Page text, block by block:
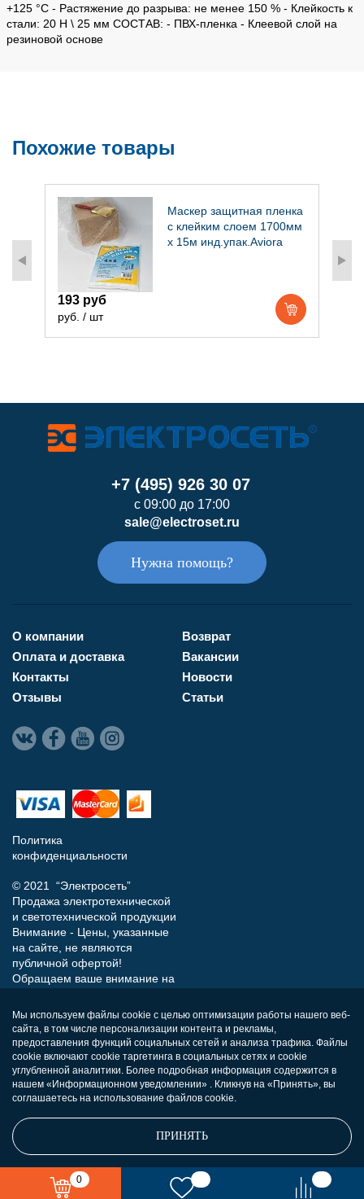
+125 °С - Растяжение до разрыва: не менее 150 % - Клейкость к
стали: 20 Н \ 25 мм СОСТАВ: - ПВХ-пленка - Клеевой слой на
резиновой основе
Похожие товары
Маскер защитная пленка
с клейким слоем 1700мм
х 15м инд.упак.Aviora
193 руб
руб. / шт
+7 (495) 926 30 07
с 09:00 до 17:00
sale@electroset.ru
Нужна помощь?
О компании
Оплата и доставка
Контакты
Отзывы
Возврат
Вакансии
Новости
Статьи
Политика
конфиденциальности
© 2021 “Электросеть”
Продажа электротехнической
и светотехнической продукции
Внимание - Цены, указанные
на сайте, не являются
публичной офертой!
Обращаем ваше внимание на
носит исключительно
информационный характер и
ни при каких условиях не
является публичной офертой,
определяемой положениями
Статьи 437 (п.2) Гражданского
кодекса РФ.
0
Мы используем файлы cookie с целью оптимизации работы нашего веб-
сайта, в том числе персонализации контента и рекламы,
предоставления функций социальных сетей и анализа трафика. Файлы
cookie включают cookie таргетинга в социальных сетях и cookie
углубленной аналитики. Более подробная информация содержится в
нашем «Информационном уведомлении» . Кликнув на «Принять», вы
соглашаетесь на использование файлов cookie.
ПРИНЯТЬ